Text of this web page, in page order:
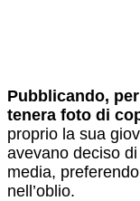
Pubblicando,
tenera foto di
proprio la sua
avevano deciso
media,
nell’oblio.